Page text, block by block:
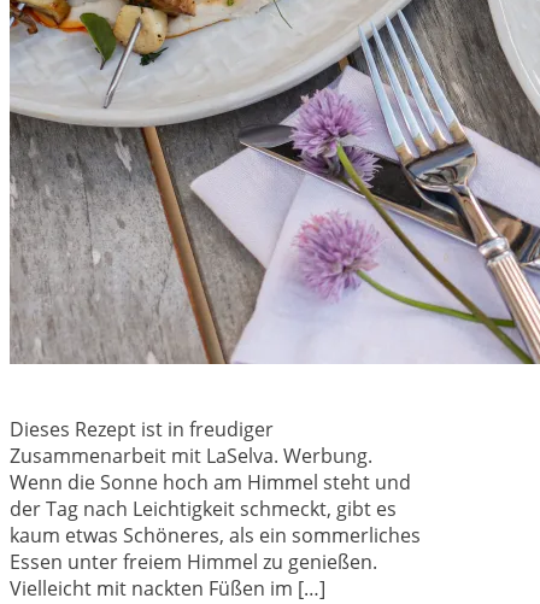
Dieses Rezept ist in freudiger
Zusammenarbeit mit LaSelva. Werbung.
Wenn die Sonne hoch am Himmel steht und
der Tag nach Leichtigkeit schmeckt, gibt es
kaum etwas Schöneres, als ein sommerliches
Essen unter freiem Himmel zu genießen.
Vielleicht mit nackten Füßen im […]